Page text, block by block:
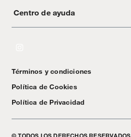
Acerca de Crate
Centro de ayuda
Textos Legales
Términos y condiciones
Política de Cookies
Política de Privacidad